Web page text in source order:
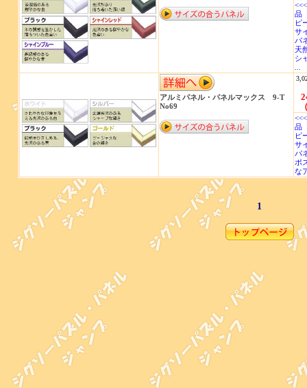
品
ピ
サ
パ
天
シ
アルミパネル・パネルマックス 9-T
No69
品
ピ
サ
パ
ポ
な
1